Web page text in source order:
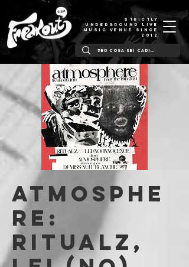
STRICTLY
UNDERGROUND LIVE
MUSIC VENUE SINCE
2012
Atmosphe
re:
Ritualz,